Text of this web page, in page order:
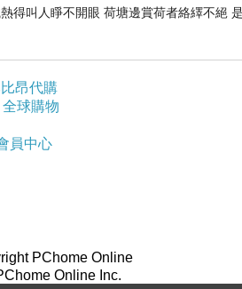
得叫人睜不開眼 荷塘邊賞荷者絡繹不絕
昂代購
全球購物
員中心
PChome Online
Online Inc.